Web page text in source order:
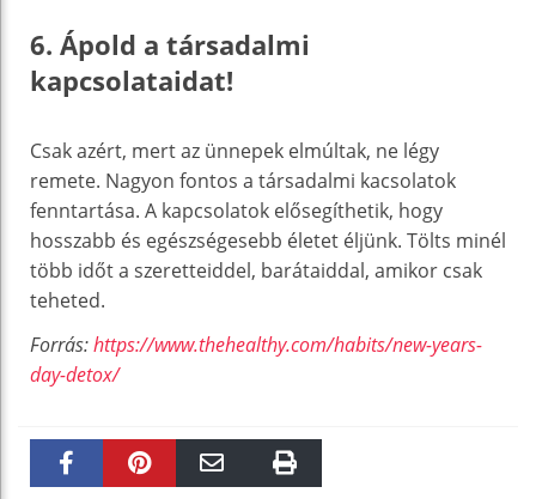
6. Ápold a társadalmi
kapcsolataidat!
Csak azért, mert az ünnepek elmúltak, ne légy
remete. Nagyon fontos a társadalmi kacsolatok
fenntartása. A kapcsolatok elősegíthetik, hogy
hosszabb és egészségesebb életet éljünk. Tölts minél
több időt a szeretteiddel, barátaiddal, amikor csak
teheted.
Forrás:https://www.thehealthy.com/habits/new-years-
day-detox/